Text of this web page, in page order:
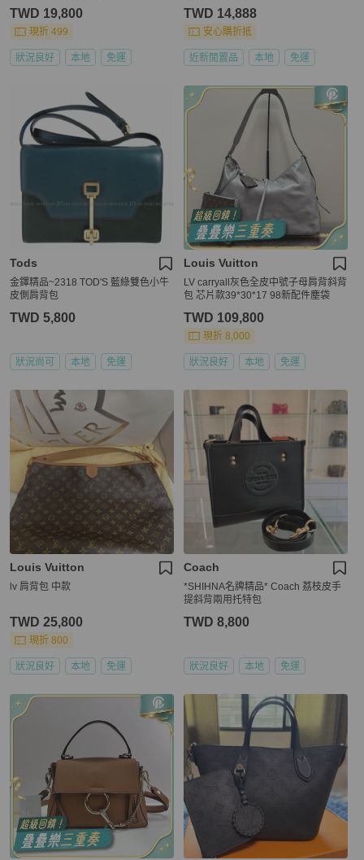
TWD 19,800
現折 499
狀況良好 本地 免運
ATHER （超可愛/詢問度超高/米色）
TWD 14,888
安心購折抵
近新閒置品 本地 免運
Tods
金鐸精品~2318 TOD'S 藍綠雙色小牛
皮側肩背包
TWD 5,800
狀況尚可 本地 免運
Louis Vuitton
LV carryall灰色全皮中號子母肩背斜背
包 芯片款39*30*17 98新配件塵袋
TWD 109,800
現折 8,000
狀況良好 本地 免運
Louis Vuitton
lv 肩背包 中款
TWD 25,800
現折 800
狀況良好 本地 免運
Coach
*SHIHNA名牌精品* Coach 荔枝皮手
提斜背兩用托特包
TWD 8,800
狀況良好 本地 免運